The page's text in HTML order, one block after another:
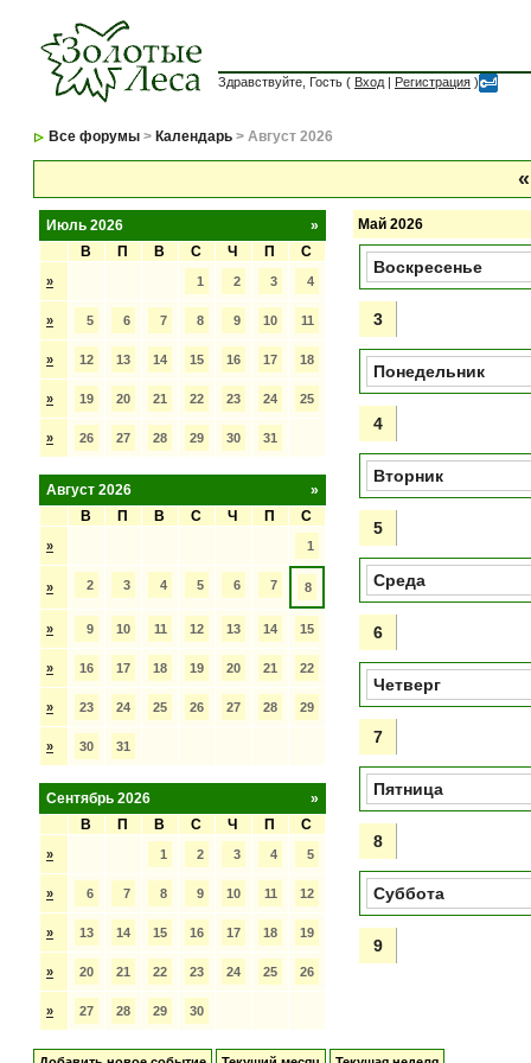
Здравствуйте, Гость ( Вход | Регистрация )
Все форумы > Календарь > Август 2026
«
»
Июль 2026
В
П В С Ч П С
» 1 2 3 4
» 5 6 7 8 9 10 11
» 12 13 14 15 16 17 18
» 19 20 21 22 23 24 25
» 26 27 28 29 30 31
»
Август 2026
В
П В С Ч П С
» 1
» 2 3 4 5 6 7 8
» 9 10 11 12 13 14 15
» 16 17 18 19 20 21 22
» 23 24 25 26 27 28 29
» 30 31
»
Сентябрь 2026
В
П В С Ч П С
» 1 2 3 4 5
» 6 7 8 9 10 11 12
» 13 14 15 16 17 18 19
» 20 21 22 23 24 25 26
» 27 28 29 30
Май 2026
Воскресенье
3
Понедельник
4
Вторник
5
Среда
6
Четверг
7
Пятница
8
Суббота
9